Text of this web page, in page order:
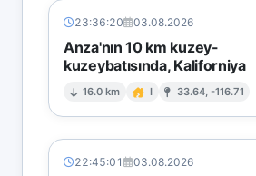
23:36:20 03.08.2026
Anza'nın 10 km kuzey-
kuzeybatısında, Kaliforniya
16.0 km I 33.64, -116.71
22:45:01 03.08.2026